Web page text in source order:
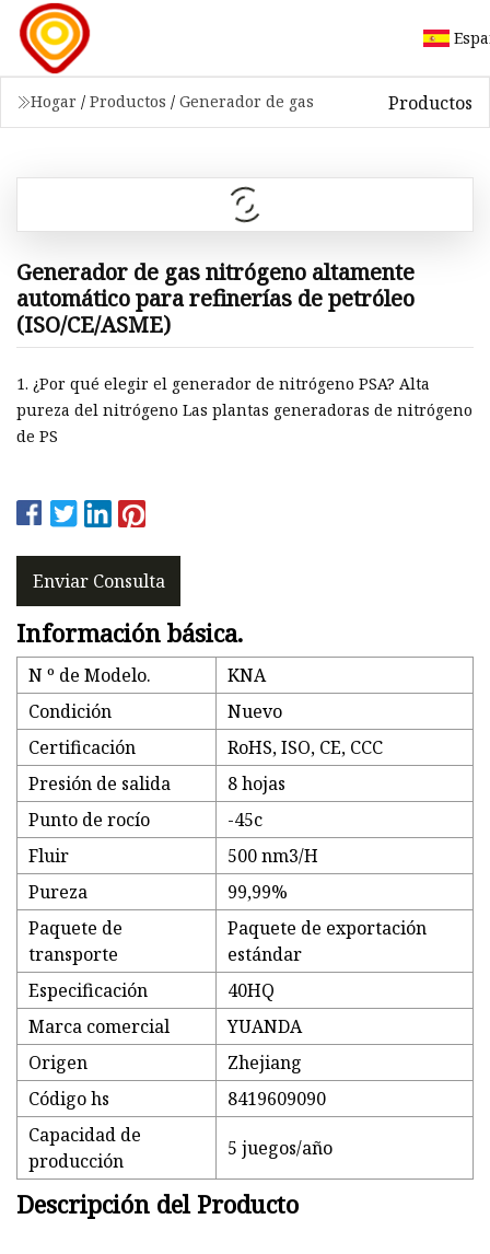
Hogar / Productos / Generador de gas Productos
Generador de gas nitrógeno altamente
automático para refinerías de petróleo
(ISO/CE/ASME)
1. ¿Por qué elegir el generador de nitrógeno PSA? Alta
pureza del nitrógeno Las plantas generadoras de nitrógeno
de PS
Enviar Consulta
Información básica.
N º de Modelo.
KNA
Condición
Nuevo
Certificación
RoHS, ISO, CE, CCC
Presión de salida
8 hojas
Punto de rocío
-45c
Fluir
500 nm3/H
Pureza
99,99%
Paquete de
transporte
Paquete de exportación
estándar
Especificación
40HQ
Marca comercial
YUANDA
Origen
Zhejiang
Código hs
8419609090
Capacidad de
producción
5 juegos/año
Descripción del Producto